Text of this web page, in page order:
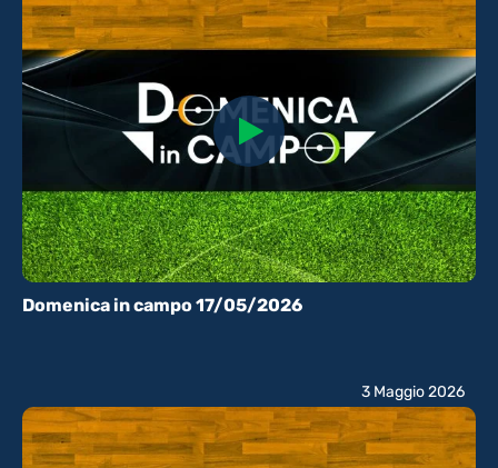
Domenica in campo 17/05/2026
3 Maggio 2026